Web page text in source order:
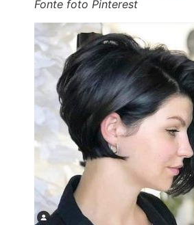
Fonte foto Pinterest